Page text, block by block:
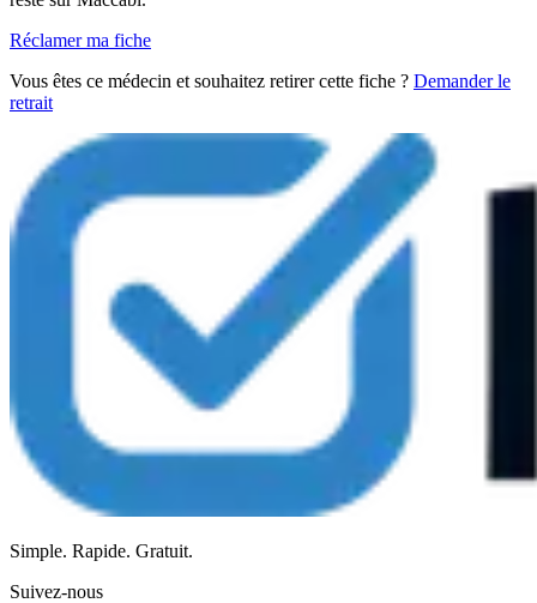
Réclamer ma fiche
Vous êtes ce médecin et souhaitez retirer cette fiche ? Demander le
retrait
Simple. Rapide. Gratuit.
Suivez-nous